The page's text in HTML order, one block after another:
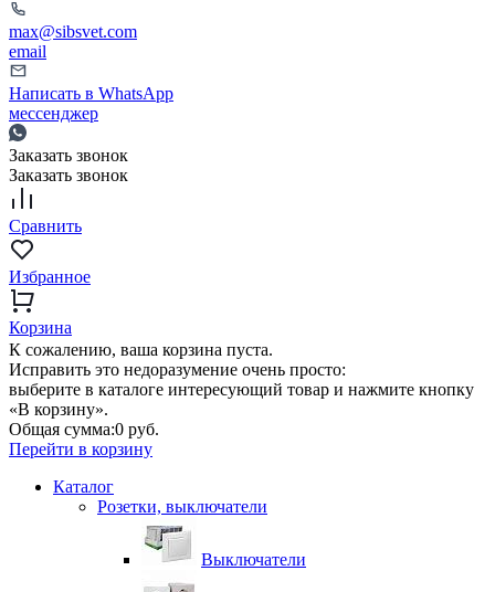
max@sibsvet.com
email
Написать в WhatsApp
мессенджер
Заказать звонок
Заказать звонок
Сравнить
Избранное
Корзина
К сожалению, ваша корзина пуста.
Исправить это недоразумение очень просто:
выберите в каталоге интересующий товар и нажмите кнопку
«В корзину».
Общая сумма:0 руб.
Перейти в корзину
Каталог
Розетки, выключатели
Выключатели